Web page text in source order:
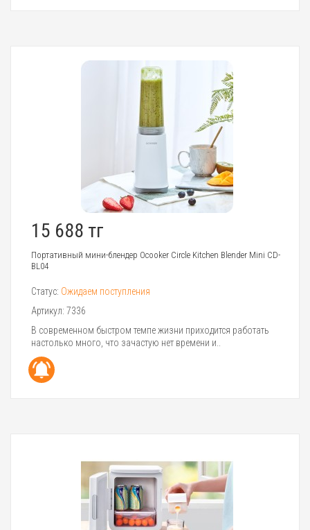
15 688 тг
Портативный мини-блендер Ocooker Circle Kitchen Blender Mini CD-
BL04
Статус: Ожидаем поступления
Артикул: 7336
В современном быстром темпе жизни приходится работать
настолько много, что зачастую нет времени и..